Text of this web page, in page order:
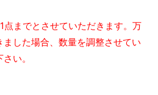
点までとさせていただきます。万
した場合、数量を調整させてい
い。